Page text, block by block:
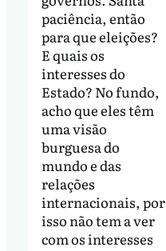
paciência, então
para que eleições?
E quais os
interesses do
Estado? No fundo,
acho que eles têm
uma visão
burguesa do
mundo e das
relações
internacionais, por
isso não tem a ver
com os interesses